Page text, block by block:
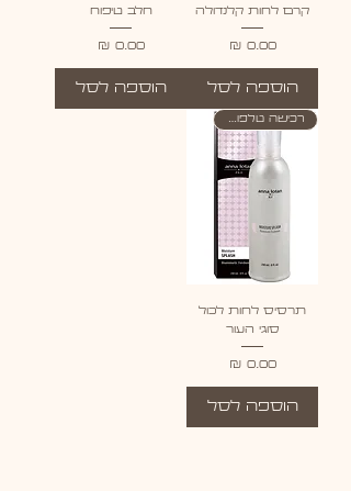
קרם לחות קלנדולה
מחיר‏0.00 ‏₪
הוספה לסל
חלב טיפוח
מחיר‏0.00 ‏₪
הוספה לסל
רכישה טלפונית בלבד
תרסיס לחות לכול
סוגי העור
מחיר‏0.00 ‏₪
הוספה לסל